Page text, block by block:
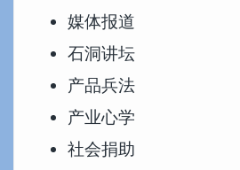
媒体报道
石洞讲坛
产品兵法
产业心学
社会捐助